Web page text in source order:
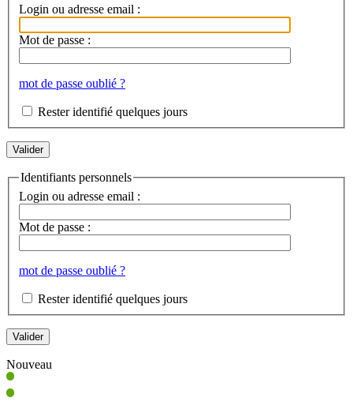
Login ou adresse email :
Mot de passe :
mot de passe oublié ?
Rester identifié quelques jours
Identifiants personnels
Login ou adresse email :
Mot de passe :
mot de passe oublié ?
Rester identifié quelques jours
Nouveau